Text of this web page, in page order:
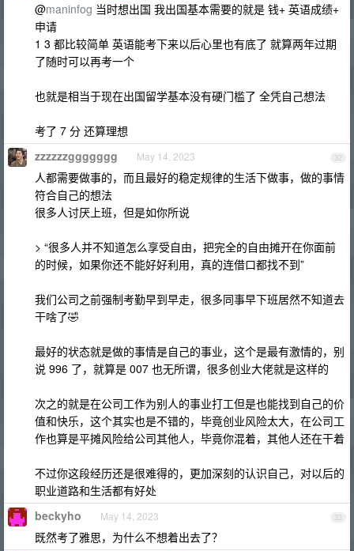
@maninfog 当时想出国 我出国基本需要的就是 钱+ 英语成绩+
申请
1 3 都比较简单 英语能考下来以后心里也有底了 就算两年过期
了随时可以再考一个
也就是相当于现在出国留学基本没有硬门槛了 全凭自己想法
考了 7 分 还算理想
32
zzzzzzggggggg May 14, 2023
人都需要做事的，而且最好的稳定规律的生活下做事，做的事情
符合自己的想法
很多人讨厌上班，但是如你所说
> “很多人并不知道怎么享受自由，把完全的自由摊开在你面前
的时候，如果你还不能好好利用，真的连借口都找不到”
我们公司之前强制考勤早到早走，很多同事早下班居然不知道去
干啥了🤣
最好的状态就是做的事情是自己的事业，这个是最有激情的，别
说 996 了，就算是 007 也无所谓，很多创业大佬就是这样的
次之的就是在公司工作为别人的事业打工但是也能找到自己的价
值和快乐，这个其实也是不错的，毕竟创业风险太大，在公司工
作也算是平摊风险给公司其他人，毕竟你混着，其他人还在干着
不过你这段经历还是很难得的，更加深刻的认识自己，对以后的
职业道路和生活都有好处
33
beckyho May 14, 2023
既然考了雅思，为什么不想着出去了？